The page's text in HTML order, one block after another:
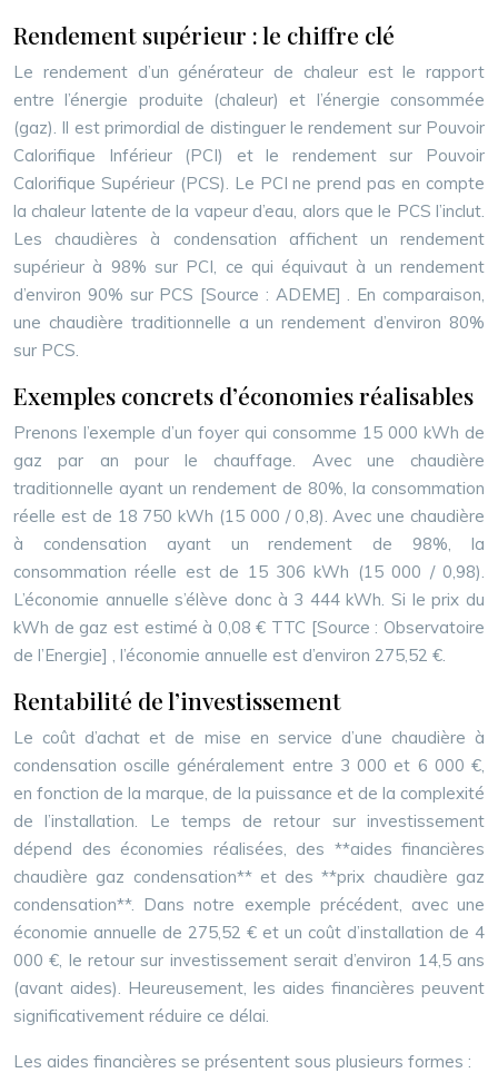
Rendement supérieur : le chiffre clé
Le rendement d’un générateur de chaleur est le rapport
entre l’énergie produite (chaleur) et l’énergie consommée
(gaz). Il est primordial de distinguer le rendement sur Pouvoir
Calorifique Inférieur (PCI) et le rendement sur Pouvoir
Calorifique Supérieur (PCS). Le PCI ne prend pas en compte
la chaleur latente de la vapeur d’eau, alors que le PCS l’inclut.
Les chaudières à condensation affichent un rendement
supérieur à 98% sur PCI, ce qui équivaut à un rendement
d’environ 90% sur PCS [Source : ADEME]. En comparaison,
une chaudière traditionnelle a un rendement d’environ 80%
sur PCS.
Exemples concrets d’économies réalisables
Prenons l’exemple d’un foyer qui consomme 15 000 kWh de
gaz par an pour le chauffage. Avec une chaudière
traditionnelle ayant un rendement de 80%, la consommation
réelle est de 18 750 kWh (15 000 / 0,8). Avec une chaudière
à condensation ayant un rendement de 98%, la
consommation réelle est de 15 306 kWh (15 000 / 0,98).
L’économie annuelle s’élève donc à 3 444 kWh. Si le prix du
kWh de gaz est estimé à 0,08 € TTC [Source : Observatoire
de l’Energie] , l’économie annuelle est d’environ 275,52 €.
Rentabilité de l’investissement
Le coût d’achat et de mise en service d’une chaudière à
condensation oscille généralement entre 3 000 et 6 000 €,
en fonction de la marque, de la puissance et de la complexité
de l’installation. Le temps de retour sur investissement
dépend des économies réalisées, des **aides financières
chaudière gaz condensation** et des **prix chaudière gaz
condensation**. Dans notre exemple précédent, avec une
économie annuelle de 275,52 € et un coût d’installation de 4
000 €, le retour sur investissement serait d’environ 14,5 ans
(avant aides). Heureusement, les aides financières peuvent
significativement réduire ce délai.
Les aides financières se présentent sous plusieurs formes :